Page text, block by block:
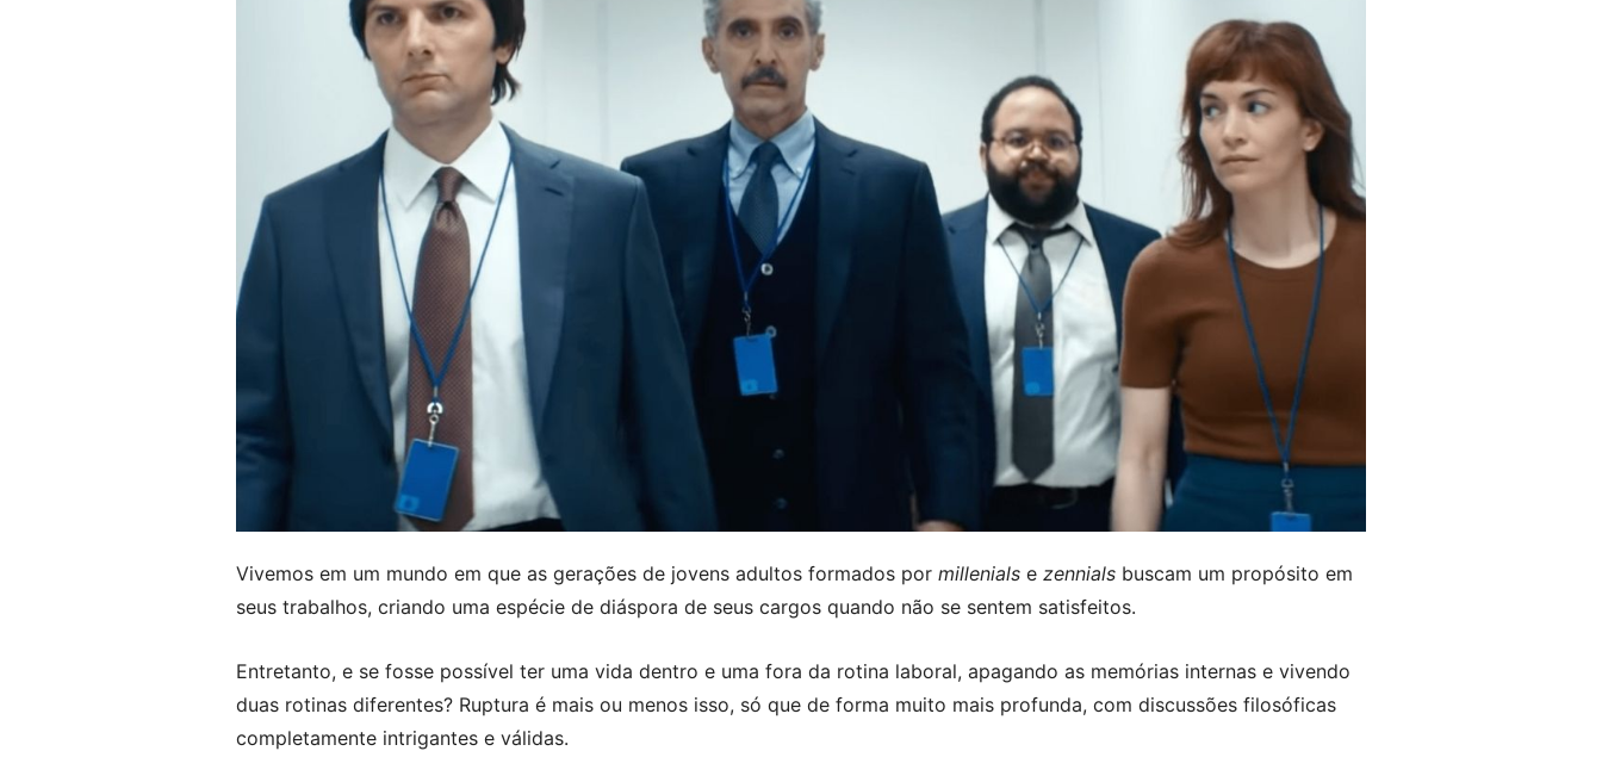
Vivemos em um mundo em que as gerações de jovens adultos formados por millenials e zennials buscam um propósito em
seus trabalhos, criando uma espécie de diáspora de seus cargos quando não se sentem satisfeitos.
Entretanto, e se fosse possível ter uma vida dentro e uma fora da rotina laboral, apagando as memórias internas e vivendo
duas rotinas diferentes? Ruptura é mais ou menos isso, só que de forma muito mais profunda, com discussões filosóficas
completamente intrigantes e válidas.